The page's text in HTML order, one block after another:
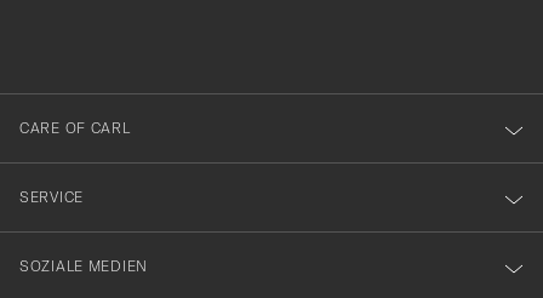
dig
till
vårt
nyhetsbrev!
CARE OF CARL
SERVICE
SOZIALE MEDIEN